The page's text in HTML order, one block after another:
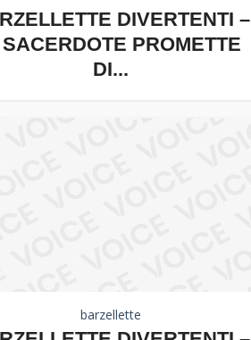
DIVERTENTI –
PROMETTE
DI...
barzellette